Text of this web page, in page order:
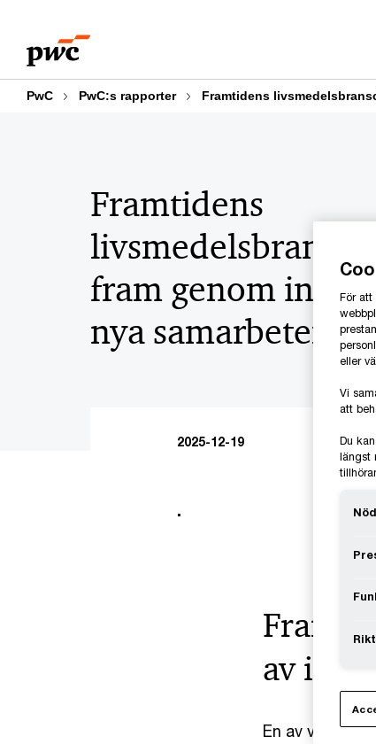
content
footer
PwC PwC:s rapporter Framtidens
Framtidens
livsmedelsbransch
fram genom
nya samarbeten
2025-12-19
.
av
En av våra
För att
eller
Vi
att
Du
längst